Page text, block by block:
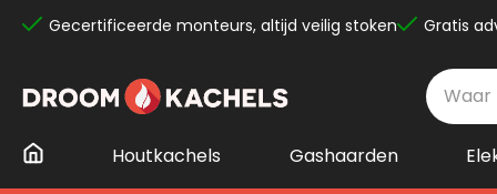
Gecertificeerde monteurs, altijd veilig stoken Gratis
naar
inhoud
Houtkachels Gashaarden